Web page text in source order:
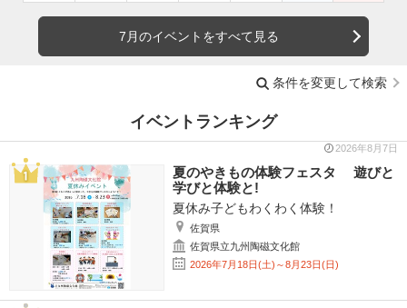
7月のイベントをすべて見る
条件を変更して検索
イベントランキング
2026年8月7日
夏のやきもの体験フェスタ 遊びと
学びと体験と!
夏休み子どもわくわく体験！
佐賀県
佐賀県立九州陶磁文化館
2026年7月18日(土)～8月23日(日)